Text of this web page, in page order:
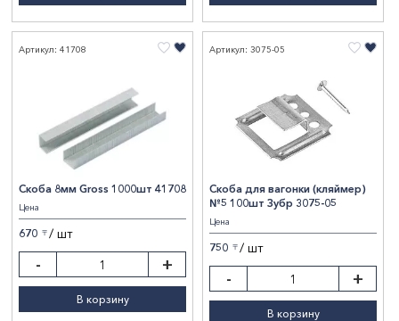
Артикул: 41708
Скоба 8мм Gross 1000шт 41708
Цена
670 〒 / шт
- +
В корзину
Артикул: 3075-05
Скоба для вагонки (кляймер)
№5 100шт Зубр 3075-05
Цена
750 〒 / шт
- +
В корзину